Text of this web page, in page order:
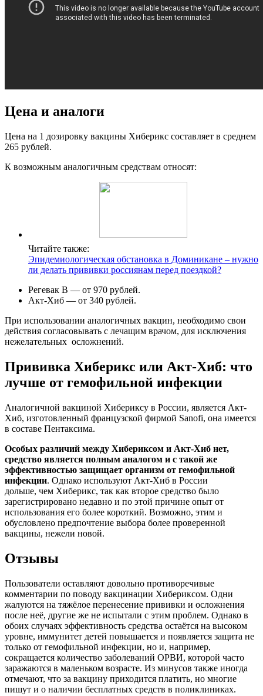
Цена и аналоги
Цена на 1 дозировку вакцины Хиберикс составляет в среднем
265 рублей.
К возможным аналогичным средствам относят:
Читайте также:
Эпидемиологическая обстановка в Доминикане – нужно
ли делать прививки россиянам перед поездкой?
Регевак В — от 970 рублей.
Акт-Хиб — от 340 рублей.
При использовании аналогичных вакцин, необходимо свои
действия согласовывать с лечащим врачом, для исключения
нежелательных осложнений.
Прививка Хиберикс или Акт-Хиб: что
лучше от гемофильной инфекции
Аналогичной вакциной Хибериксу в России, является Акт-
Хиб, изготовленный французской фирмой Sanofi, она имеется
в составе Пентаксима.
Особых различий между Хибериксом и Акт-Хиб нет,
средство является полным аналогом и с такой же
эффективностью защищает организм от гемофильной
инфекции. Однако используют Акт-Хиб в России
дольше, чем Хиберикс, так как второе средство было
зарегистрировано недавно и по этой причине опыт от
использования его более короткий. Возможно, этим и
обусловлено предпочтение выбора более проверенной
вакцины, нежели новой.
Отзывы
Пользователи оставляют довольно противоречивые
комментарии по поводу вакцинации Хибериксом. Одни
жалуются на тяжёлое перенесение прививки и осложнения
после неё, другие же не испытали с этим проблем. Однако в
обоих случаях эффективность средства остаётся на высоком
уровне, иммунитет детей повышается и появляется защита не
только от гемофильной инфекции, но и, например,
сокращается количество заболеваний ОРВИ, которой часто
заражаются в маленьком возрасте. Из минусов также иногда
отмечают, что за вакцину приходится платить, но многие
пишут и о наличии бесплатных средств в поликлиниках.